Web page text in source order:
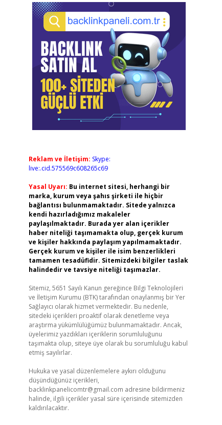
Reklam ve İletişim: Skype:
live:.cid.575569c608265c69
Yasal Uyarı: Bu internet sitesi, herhangi bir
marka, kurum veya şahıs şirketi ile hiçbir
bağlantısı bulunmamaktadır. Sitede yalnızca
kendi hazırladığımız makaleler
paylaşılmaktadır. Burada yer alan içerikler
haber niteliği taşımamakta olup, gerçek kurum
ve kişiler hakkında paylaşım yapılmamaktadır.
Gerçek kurum ve kişiler ile isim benzerlikleri
tamamen tesadüfidir. Sitemizdeki bilgiler taslak
halindedir ve tavsiye niteliği taşımazlar.
Sitemiz, 5651 Sayılı Kanun gereğince Bilgi Teknolojileri
ve İletişim Kurumu (BTK) tarafından onaylanmış bir Yer
Sağlayıcı olarak hizmet vermektedir. Bu nedenle,
sitedeki içerikleri proaktif olarak denetleme veya
araştırma yükümlülüğümüz bulunmamaktadır. Ancak,
üyelerimiz yazdıkları içeriklerin sorumluluğunu
taşımakta olup, siteye üye olarak bu sorumluluğu kabul
etmiş sayılırlar.
Hukuka ve yasal düzenlemelere aykırı olduğunu
düşündüğünüz içerikleri,
backlinkpanelicomtr@gmail.com adresine bildirmeniz
halinde, ilgili içerikler yasal süre içerisinde sitemizden
kaldırılacaktır.